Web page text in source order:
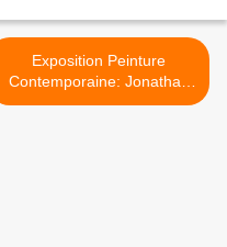
Exposition Peinture
Contemporaine: Jonathan
MEESE "Meese Haute